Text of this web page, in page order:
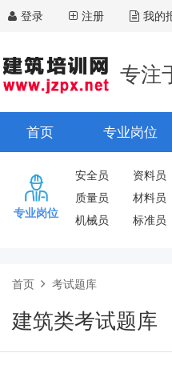
登录 注册 我的
专注
首页 专业岗位
专业岗位
安全员 资料员
质量员
材料员
机械员
标准员
首页 考试题库
建筑类考试题库